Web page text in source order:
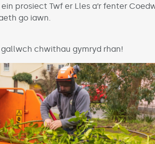
prosiect Twf er Lles a’r fenter
go iawn.
chwithau gymryd rhan!